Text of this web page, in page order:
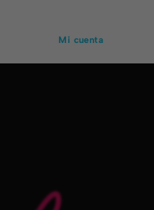
Mi cuenta